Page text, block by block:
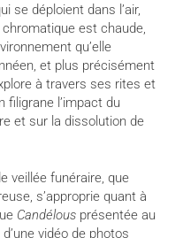
se déploient dans l’air,
est chaude,
qu’elle
et plus précisément
à travers ses rites et
l’impact du
et sur la dissolution de
veillée funéraire, que
s’approprie quant à
Candélous présentée au
vidéo de photos